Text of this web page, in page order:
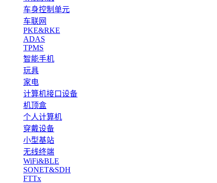
车身控制单元
车联网
PKE&RKE
ADAS
TPMS
智能手机
玩具
家电
计算机接口设备
机顶盒
个人计算机
穿戴设备
小型基站
无线终端
WiFi&BLE
SONET&SDH
FTTx